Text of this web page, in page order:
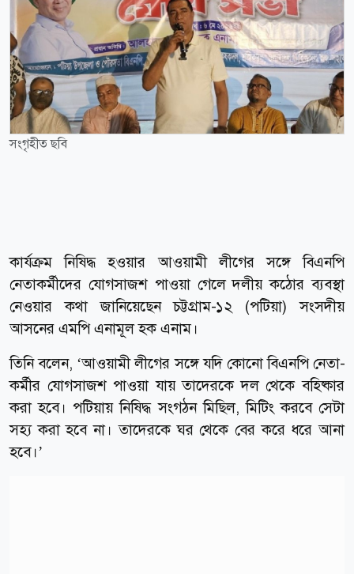
সংগৃহীত ছবি
কার্যক্রম নিষিদ্ধ হওয়ার আওয়ামী লীগের সঙ্গে বিএনপি
নেতাকর্মীদের যোগসাজশ পাওয়া গেলে দলীয় কঠোর ব্যবস্থা
নেওয়ার কথা জানিয়েছেন চট্টগ্রাম-১২ (পটিয়া) সংসদীয়
আসনের এমপি এনামূল হক এনাম।
তিনি বলেন, ‘আওয়ামী লীগের সঙ্গে যদি কোনো বিএনপি নেতা-
কর্মীর যোগসাজশ পাওয়া যায় তাদেরকে দল থেকে বহিষ্কার
করা হবে। পটিয়ায় নিষিদ্ধ সংগঠন মিছিল, মিটিং করবে সেটা
সহ্য করা হবে না। তাদেরকে ঘর থেকে বের করে ধরে আনা
হবে।’